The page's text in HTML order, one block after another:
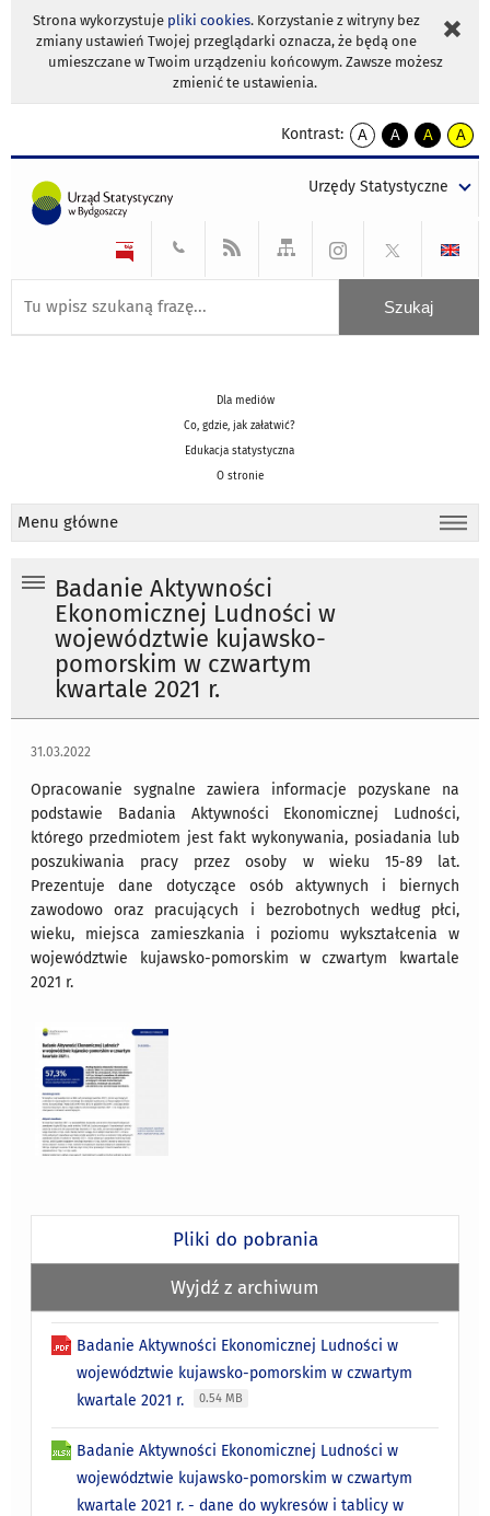
Strona wykorzystuje pliki cookies. Korzystanie z witryny bez
zmiany ustawień Twojej przeglądarki oznacza, że będą one
umieszczane w Twoim urządzeniu końcowym. Zawsze możesz
zmienić te ustawienia.
Kontrast:
A
kontrast
A
kontrast
tekst
czarnym
A
kontrast
tekst
czarnym
A
tekst
żółtym
Urzędy Statystyczne
Dla mediów
Co, gdzie, jak załatwić?
Edukacja statystyczna
O stronie
Menu główne
Badanie Aktywności
Ekonomicznej Ludności w
województwie kujawsko-
pomorskim w czwartym
kwartale 2021 r.
31.03.2022
Opracowanie sygnalne zawiera informacje pozyskane na
podstawie Badania Aktywności Ekonomicznej Ludności,
którego przedmiotem jest fakt wykonywania, posiadania lub
poszukiwania pracy przez osoby w wieku 15-89 lat.
Prezentuje dane dotyczące osób aktywnych i biernych
zawodowo oraz pracujących i bezrobotnych według płci,
wieku, miejsca zamieszkania i poziomu wykształcenia w
województwie kujawsko-pomorskim w czwartym kwartale
2021 r.
Pliki do pobrania
Wyjdź z archiwum
Badanie Aktywności Ekonomicznej Ludności w
województwie kujawsko-pomorskim w czwartym
kwartale 2021 r.
0.54 MB
Badanie Aktywności Ekonomicznej Ludności w
województwie kujawsko-pomorskim w czwartym
kwartale 2021 r. - dane do wykresów i tablicy w